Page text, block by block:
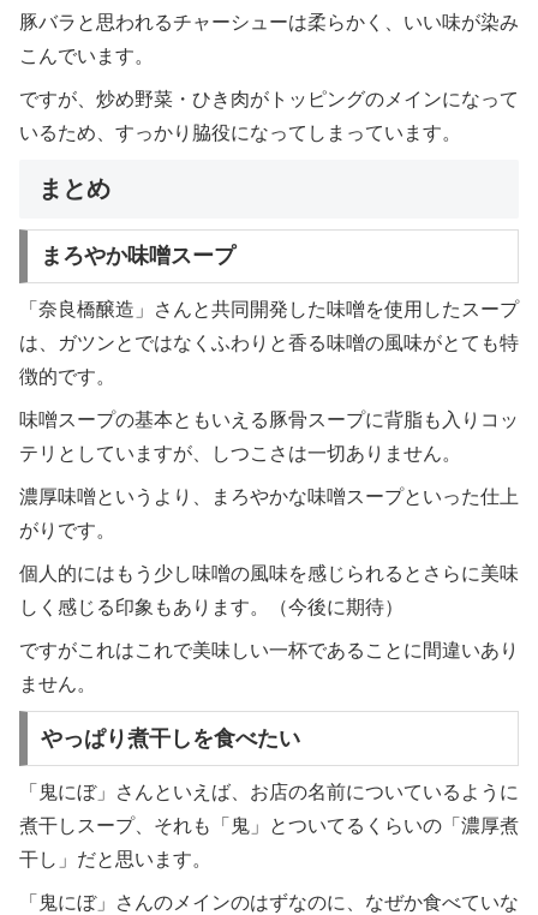
豚バラと思われるチャーシューは柔らかく、いい味が染み
こんでいます。
ですが、炒め野菜・ひき肉がトッピングのメインになって
いるため、すっかり脇役になってしまっています。
まとめ
まろやか味噌スープ
「奈良橋醸造」さんと共同開発した味噌を使用したスープ
は、ガツンとではなくふわりと香る味噌の風味がとても特
徴的です。
味噌スープの基本ともいえる豚骨スープに背脂も入りコッ
テリとしていますが、しつこさは一切ありません。
濃厚味噌というより、まろやかな味噌スープといった仕上
がりです。
個人的にはもう少し味噌の風味を感じられるとさらに美味
しく感じる印象もあります。（今後に期待）
ですがこれはこれで美味しい一杯であることに間違いあり
ません。
やっぱり煮干しを食べたい
「鬼にぼ」さんといえば、お店の名前についているように
煮干しスープ、それも「鬼」とついてるくらいの「濃厚煮
干し」だと思います。
「鬼にぼ」さんのメインのはずなのに、なぜか食べていな